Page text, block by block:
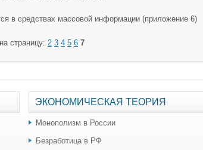
в средствах массовой информации (приложение 6)
страницу: 2 3 4 5 6 7
ЭКОНОМИЧЕСКАЯ ТЕОРИЯ
Монополизм в России
Безработица в РФ